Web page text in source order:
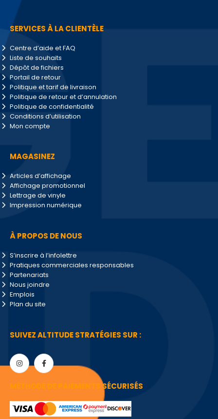
SERVICES À LA CLIENTÈLE
Centre d’aide et FAQ
Liste de souhaits
Dépôt de fichiers
Portail de retour
Politique et tarif de livraison
Politique de retour et d’annulation
Politique de confidentialité
Conditions d’utilisation
Mon compte
MAGASINEZ
Articles d’affichage
Affichage promotionnel
Lettrage de vinyle
Impression numérique
À PROPOS DE NOUS
S’inscrire à l’infolettre
Pratiques commerciales responsables
Partenariats
Nous joindre
Emplois
Plan du site
SUIVEZ ALTITUDE STRATÉGIES SUR :
MÉTHODE DE PAIEMENTS SÉCURISÉS